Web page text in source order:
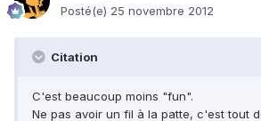
Posté(e) 25 novembre 2012
Citation
C'est beaucoup moins "fun".
Ne pas avoir un fil à la patte, c'est tout